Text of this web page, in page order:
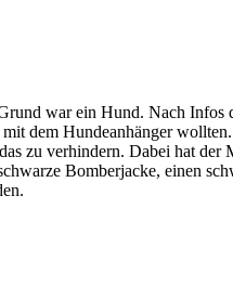
war ein Hund. Nach Infos
dem Hundeanhänger
zu verhindern. Dabei hat
Bomberjacke, einen